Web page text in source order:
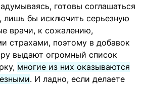
готовы соглашаться
лишь бы исключить серьезную
врачи, к сожалению,
страхами, поэтому в добавок
выдают огромный список
многие из них оказываются
. И ладно, если делаете